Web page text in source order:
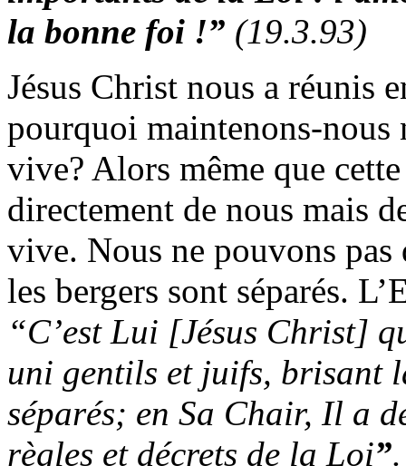
la bonne foi !” (19.3.93)
Jésus Christ nous a réunis
pourquoi maintenons-
vive? Alors même que
directement de nous mais
vive. Nous ne pouvons
les bergers sont séparés.
“C’est Lui [Jésus Christ]
uni gentils et juifs, brisant
séparés; en Sa Chair, Il a
règles et décrets de la Loi”